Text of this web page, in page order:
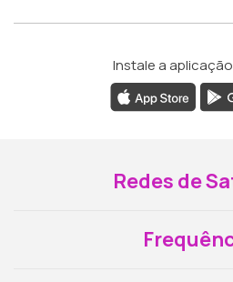
Instale a aplicação
Redes de